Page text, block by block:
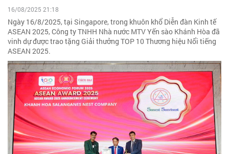
16/08/2025 21:18
Ngày 16/8/2025, tại Singapore, trong khuôn khổ Diễn đàn Kinh tế
ASEAN 2025, Công ty TNHH Nhà nước MTV Yến sào Khánh Hòa đã
vinh dự được trao tặng Giải thưởng TOP 10 Thương hiệu Nổi tiếng
ASEAN 2025.